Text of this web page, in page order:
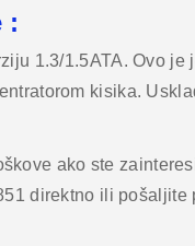
:
1.3/1.5ATA. Ovo je
kisika.
ako ste
direktno ili pošaljite